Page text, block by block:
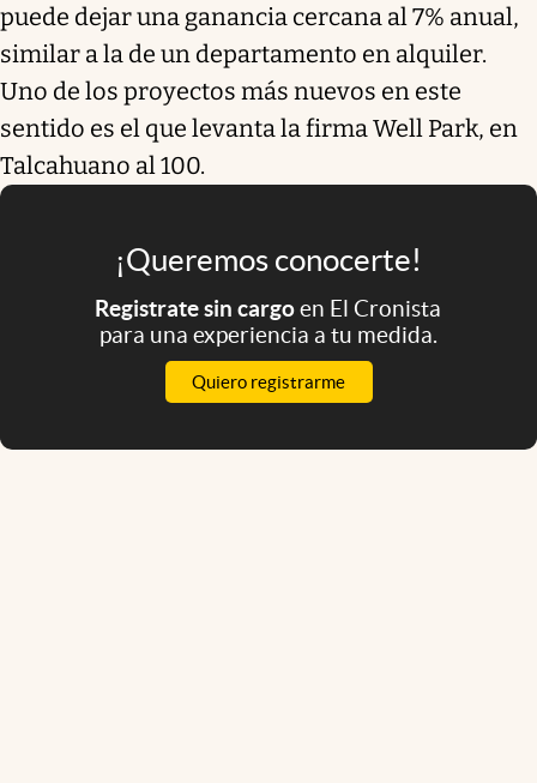
puede dejar una ganancia cercana al 7% anual,
similar a la de un departamento en alquiler.
Uno de los proyectos más nuevos en este
sentido es el que levanta la firma Well Park, en
Talcahuano al 100.
¡Queremos conocerte!
Registrate sin cargoen El Cronista
para una experiencia a tu medida.
Quiero registrarme